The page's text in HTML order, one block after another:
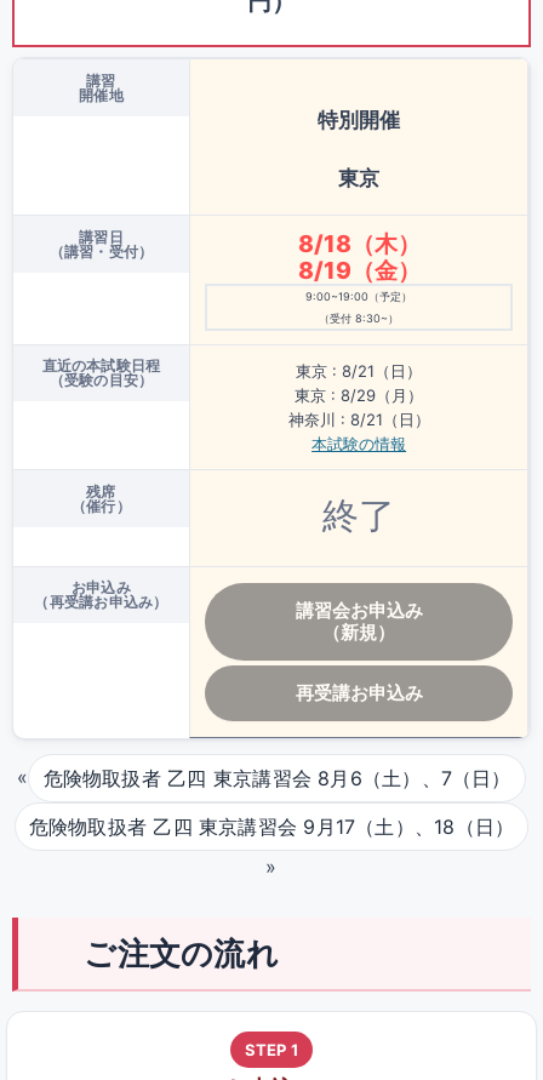
講習
開催地
特別開催
東京
講習日
（講習・受付）
8/18（木）
8/19（金）
9:00~19:00（予定）
（受付 8:30~）
直近の本試験日程
（受験の目安）
東京 : 8/21（日）
東京 : 8/29（月）
神奈川 : 8/21（日）
本試験の情報
残席
（催行）
終了
お申込み
（再受講お申込み）
講習会お申込み
（新規）
再受講お申込み
«
危険物取扱者 乙四 東京講習会 8月6（土）、7（日）
危険物取扱者 乙四 東京講習会 9月17（土）、18（日）
»
ご注文の流れ
STEP 1